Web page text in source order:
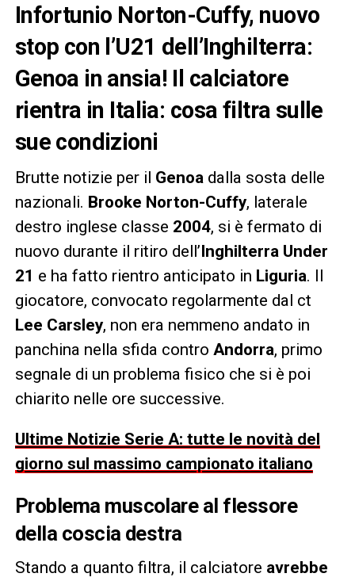
Infortunio Norton-Cuffy, nuovo
stop con l’U21 dell’Inghilterra:
Genoa in ansia! Il calciatore
rientra in Italia: cosa filtra sulle
sue condizioni
Brutte notizie per il Genoa dalla sosta delle
nazionali. Brooke Norton-Cuffy, laterale
destro inglese classe 2004, si è fermato di
nuovo durante il ritiro dell’Inghilterra Under
21 e ha fatto rientro anticipato in Liguria. Il
giocatore, convocato regolarmente dal ct
Lee Carsley, non era nemmeno andato in
panchina nella sfida contro Andorra, primo
segnale di un problema fisico che si è poi
chiarito nelle ore successive.
Ultime Notizie Serie A: tutte le novità del
giorno sul massimo campionato italiano
Problema muscolare al flessore
della coscia destra
Stando a quanto filtra, il calciatore avrebbe